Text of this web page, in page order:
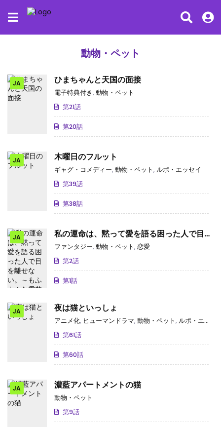
動物・ペット
JA ひまちゃんと天国の面接
電子特典付き, 動物・ペット
第21話
第20話
JA 木曜日のフルット
ギャグ・コメディー, 動物・ペット, ルポ・エッセイ
第39話
第38話
JA
私の運命は、黙って愛を語る困った人で目を
離せない。～もふもふな雪豹騎士にまっしぐ
らに溺愛されました～
ファンタジー, 動物・ペット, 恋愛
第2話
第1話
JA 夜は猫といっしょ
アニメ化, ヒューマンドラマ, 動物・ペット, ルポ・エッセイ
第61話
第60話
JA 濃藍アパートメントの猫
動物・ペット
第9話